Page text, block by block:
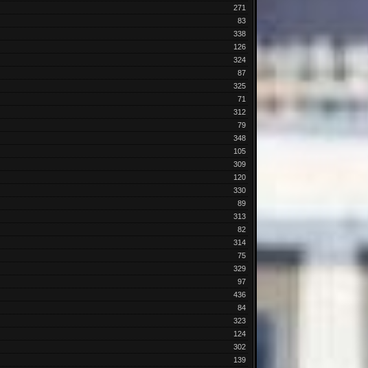
271
83
338
126
324
87
325
71
312
79
348
105
309
120
330
89
313
82
314
75
329
97
436
84
323
124
302
139